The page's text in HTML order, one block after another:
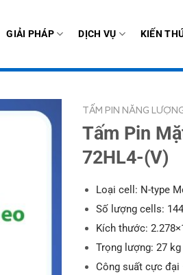
GIẢI PHÁP DỊCH VỤ KIẾN
TẤM PIN NĂNG
Tấm Pin
72HL4-(V)
Loại cell: N-type
Số lượng cells:
Kích thước:
Trọng lượng: 27 kg
Công suất cực đại